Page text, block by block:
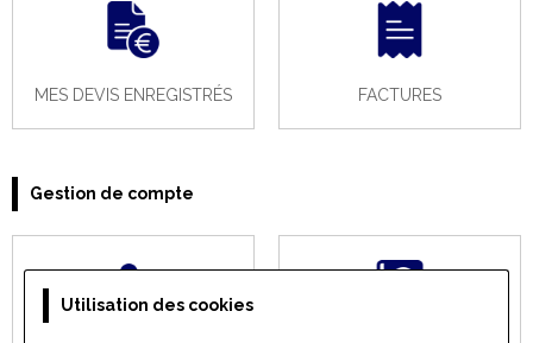
Utilisation des cookies
MES DEVIS ENREGISTRÉS FACTURES
Gestion de compte